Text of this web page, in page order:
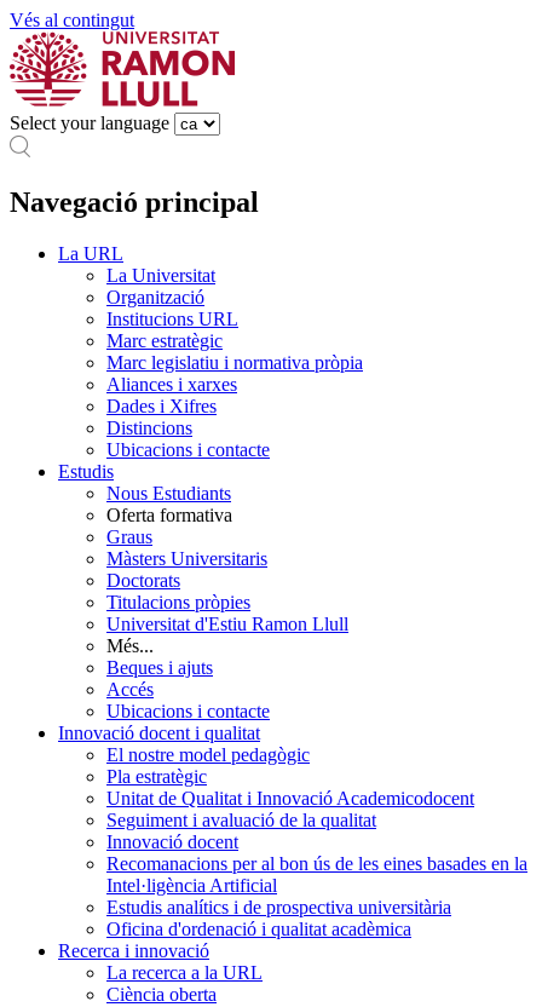
Vés al contingut
Select your language
Navegació principal
La URL
La Universitat
Organització
Institucions URL
Marc estratègic
Marc legislatiu i normativa pròpia
Aliances i xarxes
Dades i Xifres
Distincions
Ubicacions i contacte
Estudis
Nous Estudiants
Oferta formativa
Graus
Màsters Universitaris
Doctorats
Titulacions pròpies
Universitat d'Estiu Ramon Llull
Més...
Beques i ajuts
Accés
Ubicacions i contacte
Innovació docent i qualitat
El nostre model pedagògic
Pla estratègic
Unitat de Qualitat i Innovació Academicodocent
Seguiment i avaluació de la qualitat
Innovació docent
Recomanacions per al bon ús de les eines basades en la
Intel·ligència Artificial
Estudis analítics i de prospectiva universitària
Oficina d'ordenació i qualitat acadèmica
Recerca i innovació
La recerca a la URL
Ciència oberta